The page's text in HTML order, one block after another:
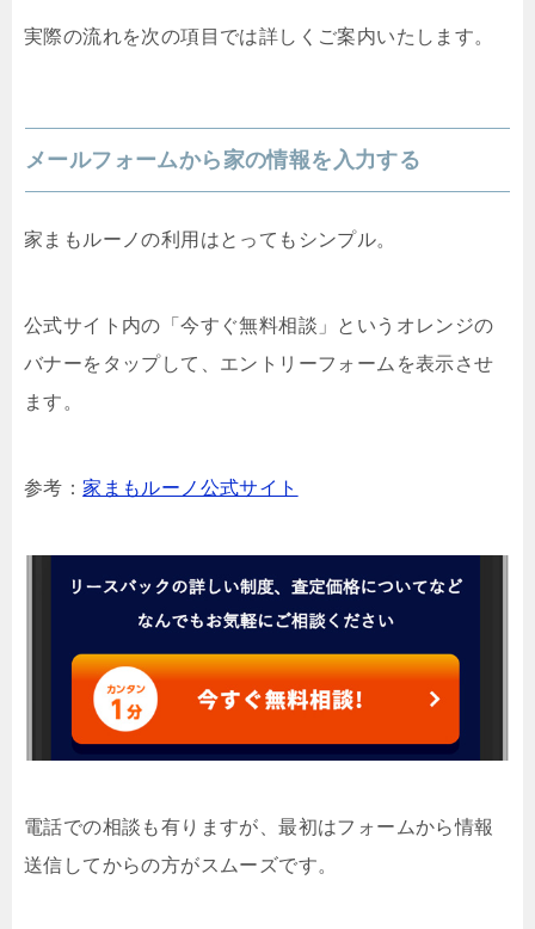
実際の流れを次の項目では詳しくご案内いたします。
メールフォームから家の情報を入力する
家まもルーノの利用はとってもシンプル。
公式サイト内の「今すぐ無料相談」というオレンジの
バナーをタップして、エントリーフォームを表示させ
ます。
参考：家まもルーノ公式サイト
電話での相談も有りますが、最初はフォームから情報
送信してからの方がスムーズです。